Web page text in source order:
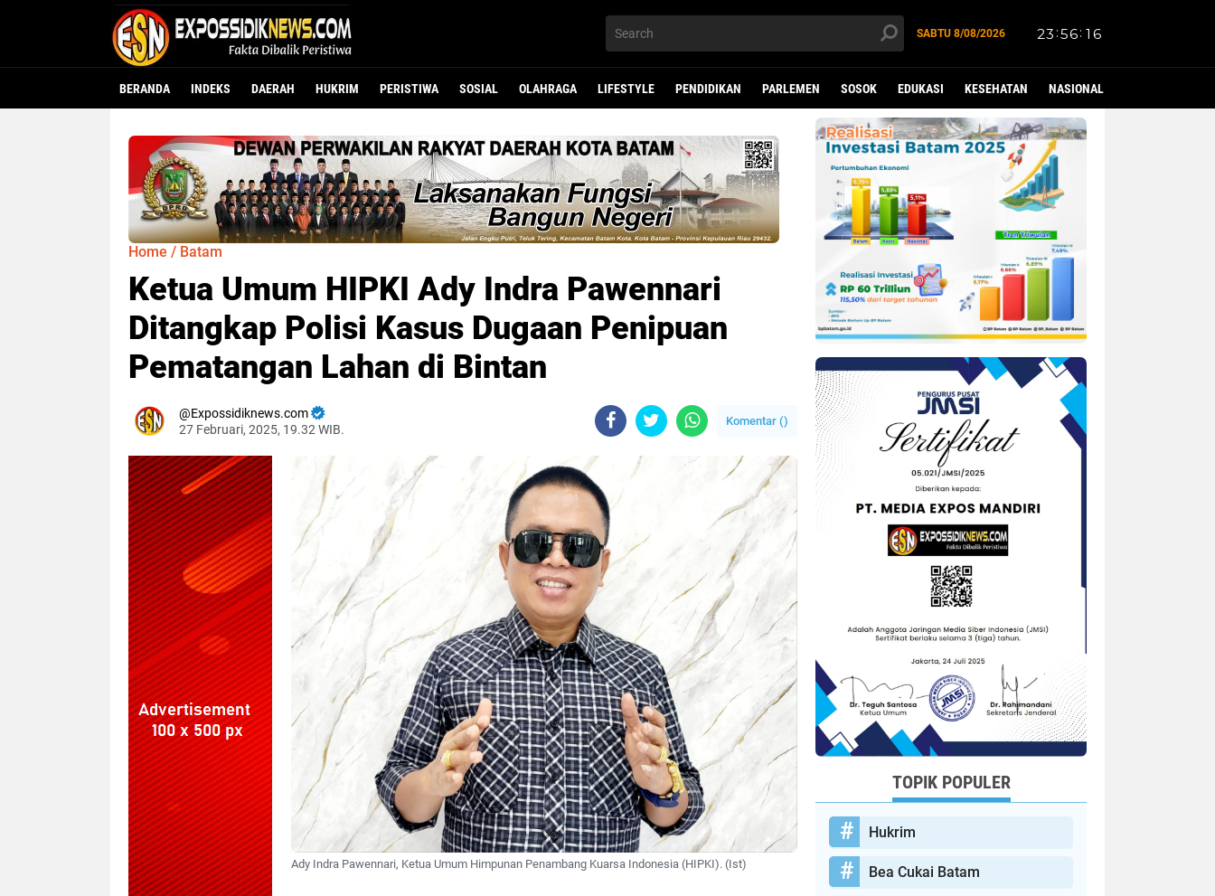
SABTU 8/08/2026
BERANDA INDEKS DAERAH HUKRIM PERISTIWA SOSIAL OLAHRAGA LIFESTYLE PENDIDIKAN PARLEMEN SOSOK EDUKASI KESEHATAN NASIONAL
Home / Batam
Ketua Umum HIPKI Ady Indra Pawennari
Ditangkap Polisi Kasus Dugaan Penipuan
Pematangan Lahan di Bintan
Expossidiknews.com
27 Februari, 2025, 19.32 WIB.
Komentar ()
Ady Indra Pawennari, Ketua Umum Himpunan Penambang Kuarsa Indonesia (HIPKI). (Ist)
TOPIK POPULER
Hukrim
Bea Cukai Batam